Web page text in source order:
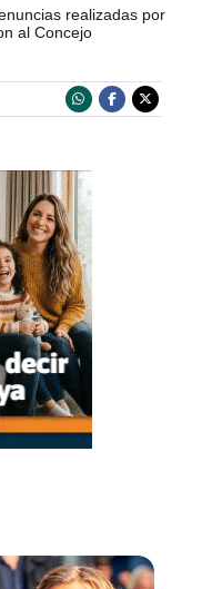
realizadas por
al Concejo